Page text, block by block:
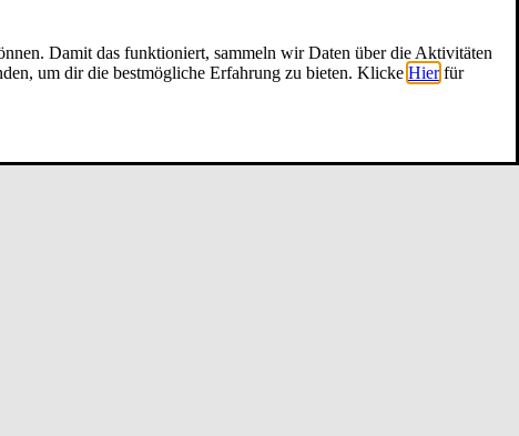
Damit das funktioniert, sammeln wir Daten über die Aktivitäten
um dir die bestmögliche Erfahrung zu bieten. Klicke Hier für